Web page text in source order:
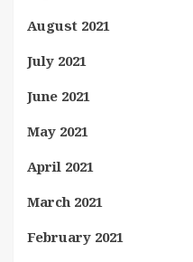
August 2021
July 2021
June 2021
May 2021
April 2021
March 2021
February 2021